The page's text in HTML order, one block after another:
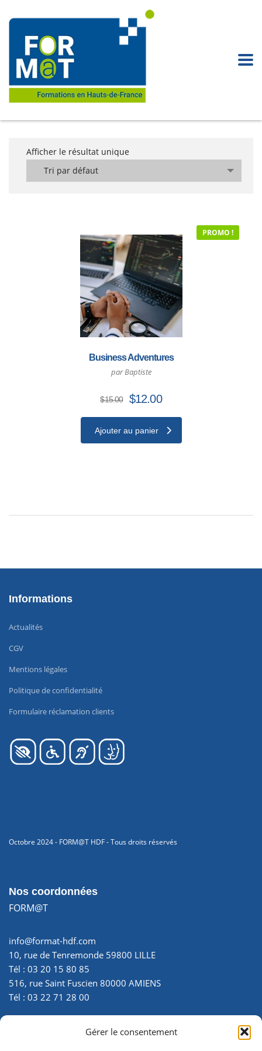
Gérer le consentement
Afficher le résultat unique
Tri par défaut
PROMO !
Business Adventures
par Baptiste
$15.00
Le
initial
était :
$12.00Le
actuel
est :
Ajouter au panier
Informations
Actualités
CGV
Mentions légales
Politique de confidentialité
Formulaire réclamation clients
Octobre 2024 - FORM@T HDF - Tous droits réservés
Nos coordonnées
FORM@T
info@format-hdf.com
10, rue de Tenremonde 59800 LILLE
Tél : 03 20 15 80 85
516, rue Saint Fuscien 80000 AMIENS
Tél : 03 22 71 28 00
SIRET : 35007299700025